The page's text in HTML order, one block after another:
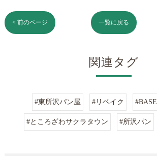
< 前のページ 一覧に戻る
関連タグ
#東所沢パン屋 #リベイク #BASE
#ところざわサクラタウン #所沢パン